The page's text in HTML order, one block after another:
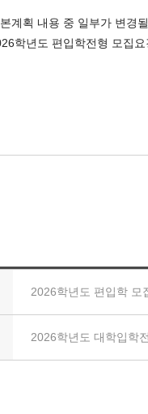
계획 내용 중 일부가 변경
학년도 편입학전형 모집
2026학년도 편입학 모
2026학년도 대학입학